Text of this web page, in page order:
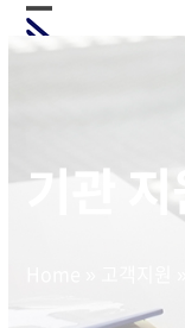
Skip
to Open
Close
기관